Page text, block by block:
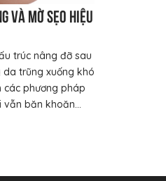
và mờ sẹo hiệu
trúc nâng đỡ sau
trũng xuống khó
các phương pháp
vẫn băn khoăn...